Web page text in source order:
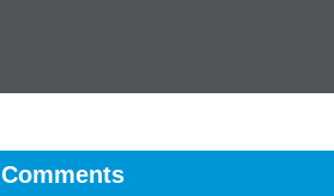
Comments